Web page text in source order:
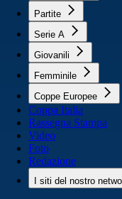
Partite
Serie A
Giovanili
Femminile
Coppe Europee
Coppa Italia
Rassegna Stampa
Video
Foto
Redazione
I siti del nostro